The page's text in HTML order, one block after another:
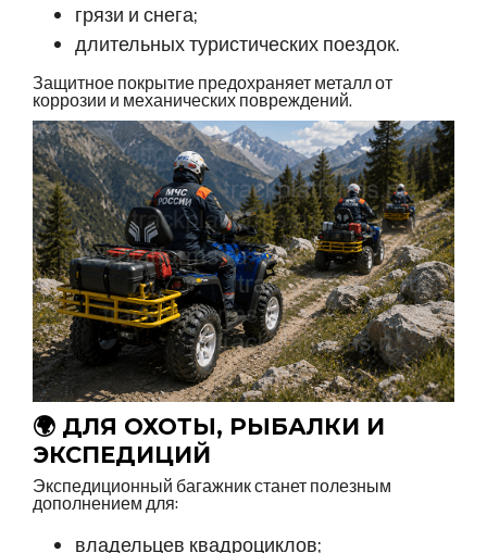
грязи и снега;
длительных туристических поездок.
Защитное покрытие предохраняет металл от
коррозии и механических повреждений.
🌍 ДЛЯ ОХОТЫ, РЫБАЛКИ И
ЭКСПЕДИЦИЙ
Экспедиционный багажник станет полезным
дополнением для:
владельцев квадроциклов;